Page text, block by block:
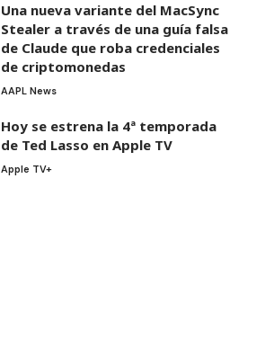
Una nueva variante del MacSync
Stealer a través de una guía falsa
de Claude que roba credenciales
de criptomonedas
AAPL News
Hoy se estrena la 4ª temporada
de Ted Lasso en Apple TV
Apple TV+